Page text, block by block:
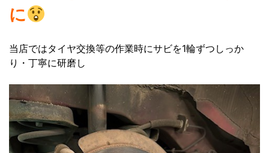
に
当店ではタイヤ交換等の作業時にサビを1輪ずつしっか
り・丁寧に研磨し